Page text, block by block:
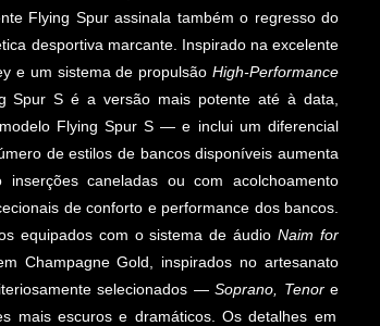
Flying Spur assinala também o regresso do
desportiva marcante. Inspirado na excelente
e um sistema de propulsãoHigh-Performance
Spur S é a versão mais potente até à data,
Flying Spur S — e inclui um diferencial
de estilos de bancos disponíveis aumenta
caneladas ou com acolchoamento
de conforto e performance dos bancos.
equipados com o sistema de áudioNaim for
Champagne Gold, inspirados no artesanato
selecionados —Soprano, Tenore
mais escuros e dramáticos. Os detalhes em